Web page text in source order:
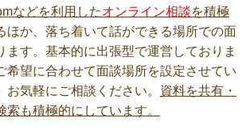
などを利用したオンライン相談を積極
ほか、落ち着いて話ができる場所での面
ます。基本的に出張型で運営しておりま
希望に合わせて面談場所を設定させてい
お気軽にご相談ください。 資料を共有・
索も積極的にしています。